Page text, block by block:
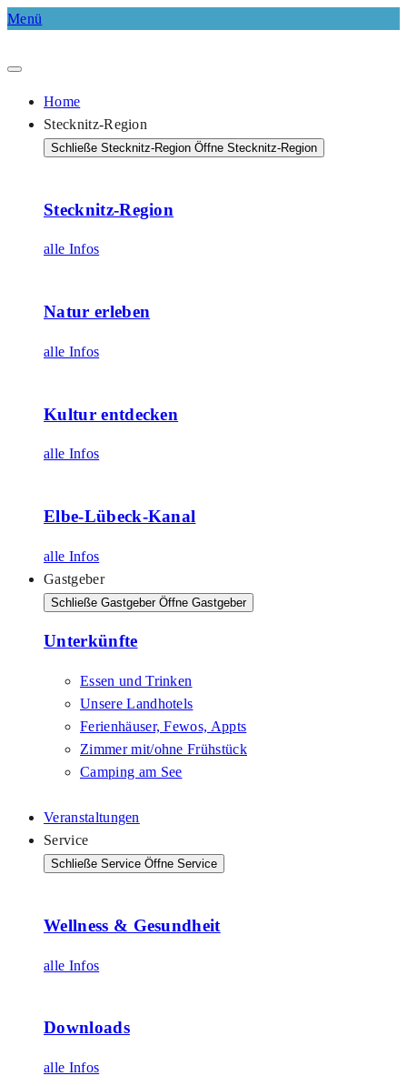
Menü
Home
Stecknitz-Region
Schließe Stecknitz-Region Öffne Stecknitz-Region
Stecknitz-Region
alle Infos
Natur erleben
alle Infos
Kultur entdecken
alle Infos
Elbe-Lübeck-Kanal
alle Infos
Gastgeber
Schließe Gastgeber Öffne Gastgeber
Unterkünfte
Essen und Trinken
Unsere Landhotels
Ferienhäuser, Fewos, Appts
Zimmer mit/ohne Frühstück
Camping am See
Veranstaltungen
Service
Schließe Service Öffne Service
Wellness & Gesundheit
alle Infos
Downloads
alle Infos